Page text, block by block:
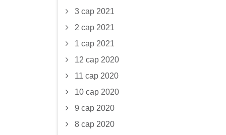
3 сар 2021
2 сар 2021
1 сар 2021
12 сар 2020
11 сар 2020
10 сар 2020
9 сар 2020
8 сар 2020